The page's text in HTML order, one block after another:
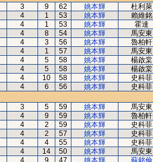
3 9 62 姚本輝 杜利萊
4 1 53 姚本輝 賴維銘
4 1 53 姚本輝 霍達
4 8 54 姚本輝 馬安東
4 3 56 姚本輝 魯柏軒
4 1 57 姚本輝 馬安東
4 5 58 姚本輝 楊啟棠
4 5 58 姚本輝 楊啟棠
4 10 58 姚本輝 史科菲
4 6 56 姚本輝 史科菲
3 5 59 姚本輝 馬安東
4 9 59 姚本輝 魯柏軒
4 2 59 姚本輝 史科菲
4 2 57 姚本輝 史科菲
4 4 55 姚本輝 史科菲
4 14 50 姚本輝 馬安東
4 9 47 姚本輝 蘇銘倫